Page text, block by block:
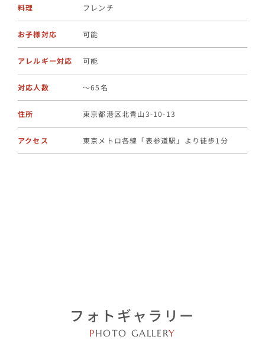
料理 フレンチ
お子様対応 可能
アレルギー対応 可能
対応人数 〜65名
住所 東京都港区北青山3-10-13
アクセス 東京メトロ各線「表参道駅」より徒歩1分
フォトギャラリー
PHOTO GALLERY